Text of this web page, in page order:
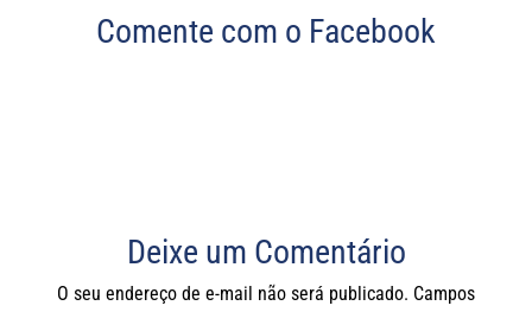
Comente com o Facebook
Deixe um Comentário
O seu endereço de e-mail não será publicado. Campos